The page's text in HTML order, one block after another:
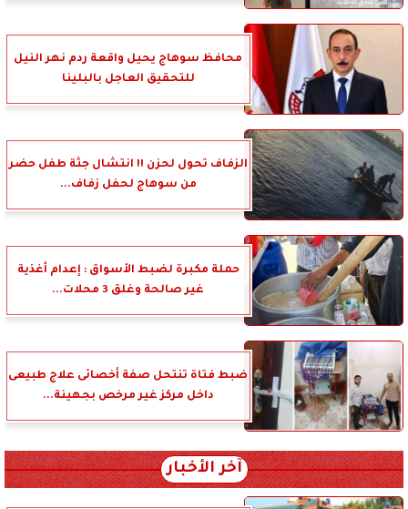
محافظ سوهاج يحيل واقعة ردم نهر النيل
للتحقيق العاجل بالبلينا
الزفاف تحول لحزن !! انتشال جثة طفل حضر
من سوهاج لحفل زفاف...
حملة مكبرة لضبط الأسواق : إعدام أغذية
غير صالحة وغلق 3 محلات...
ضبط فتاة تنتحل صفة أخصائى علاج طبيعى
داخل مركز غير مرخص بجهينة...
آخر الأخبار